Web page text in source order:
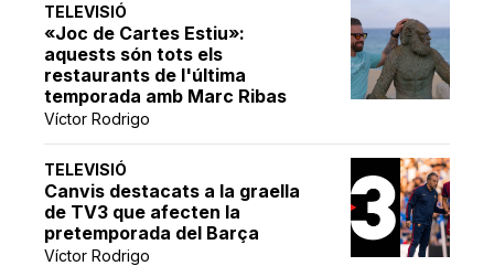
TELEVISIÓ
«Joc de Cartes Estiu»:
aquests són tots els
restaurants de l'última
temporada amb Marc Ribas
Víctor Rodrigo
TELEVISIÓ
Canvis destacats a la graella
de TV3 que afecten la
pretemporada del Barça
Víctor Rodrigo